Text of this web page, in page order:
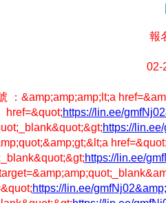
報
02-
：&amp;amp;amp;lt;a
href=&quot;https://lin.ee/
https://
https://lin.ee/
https://lin.ee/